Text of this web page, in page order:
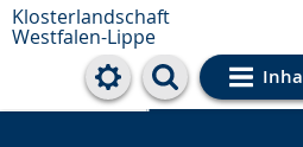
Klosterlandschaft
Westfalen-Lippe
Cookie-